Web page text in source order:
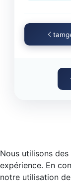
Nous utilisons
expérience. En
notre utilisation